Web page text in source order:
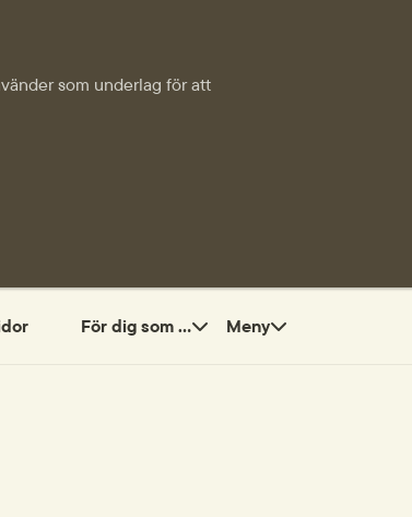
som underlag för att
För dig som ... Meny